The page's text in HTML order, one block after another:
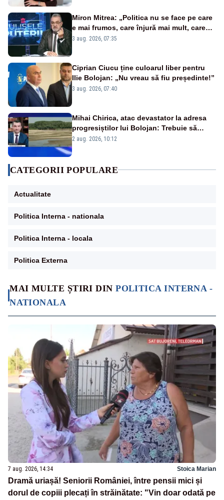
MAI MULTE ȘTIRI DINPOLITICA INTERNA -
NATIONALA
7 aug. 2026, 14:34 Stoica Marian
Dramă uriașă! Seniorii României, între pensii mici și
dorul de copiii plecați în străinătate: "Vin doar odată pe
Miron Mitrea: „Politica nu se face pe care
e mai frumos, care înjură mai mult, care
țipă mai tare, ci pe proiecte”
3 aug. 2026, 07:35
Ciprian Ciucu ține culoarul liber pentru
Ilie Bolojan: „Nu vreau să fiu președinte!”
3 aug. 2026, 07:40
Mihai Chirica, atac devastator la adresa
progresiștilor lui Bolojan: Trebuie să
protejăm și natura, dar nu șținem omaneii
2 aug. 2026, 10:12
CATEGORII POPULARE
Actualitate
Politica Interna - nationala
Politica Interna - locala
Politica Externa